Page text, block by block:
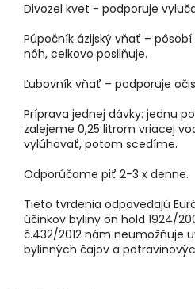
Divozel kvet - podporuje
Púpočník ázijský vňať –
nôh, celkovo posilňuje.
Ľubovník vňať – podporuje
Príprava jednej dávky: jednu
zalejeme 0,25 litrom vriacej
vylúhovať, potom scedíme.
Odporúčame piť 2-3 x denne.
Tieto tvrdenia odpovedajú
účinkov byliny on hold 1924/
č.432/2012 nám neumožňuje
bylinných čajov a